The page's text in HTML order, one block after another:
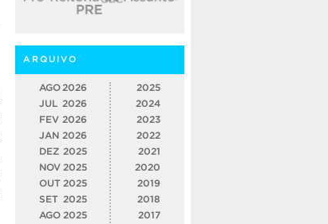
ARQUIVO
AGO 2026
JUL 2026
FEV 2026
JAN 2026
DEZ 2025
NOV 2025
OUT 2025
SET 2025
AGO 2025
2025
2024
2023
2022
2021
2020
2019
2018
2017